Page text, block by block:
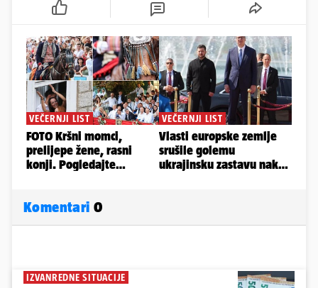
Komentari 0
IZVANREDNE SITUACIJE